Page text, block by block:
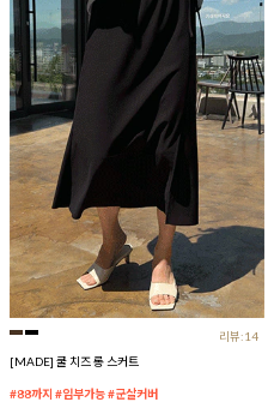
리뷰:14
[MADE] 쿨 치즈 롱 스커트
#88까지 #임부가능 #군살커버